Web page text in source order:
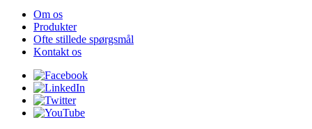
Om os
Produkter
Ofte stillede spørgsmål
Kontakt os